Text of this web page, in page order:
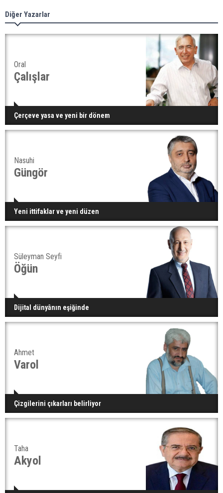
Diğer Yazarlar
Oral
Çalışlar
Çerçeve yasa ve yeni bir dönem
Nasuhi
Güngör
Yeni ittifaklar ve yeni düzen
Süleyman Seyfi
Öğün
Dijital dünyânın eşiğinde
Ahmet
Varol
Çizgilerini çıkarları belirliyor
Taha
Akyol